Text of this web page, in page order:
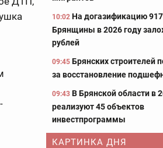
10:02 На догазификацию
Брянщины в 2026 году
рублей
09:45 Брянских строителей
за восстановление
09:43 В Брянской области в
реализуют 45 объектов
инвестпрограммы
КАРТИНКА ДНЯ